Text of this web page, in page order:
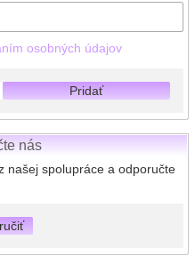
osobných údajov
Pridať
nás
našej spolupráce a odporučte